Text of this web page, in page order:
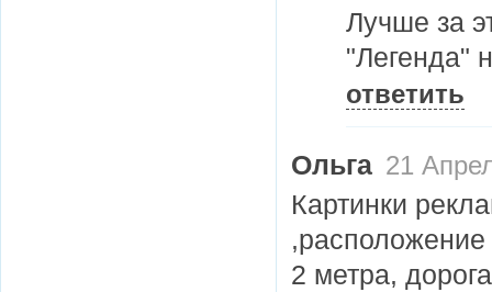
Лучше за
"Легенда"
ответить
Ольга 21
Картинки
2 метра,